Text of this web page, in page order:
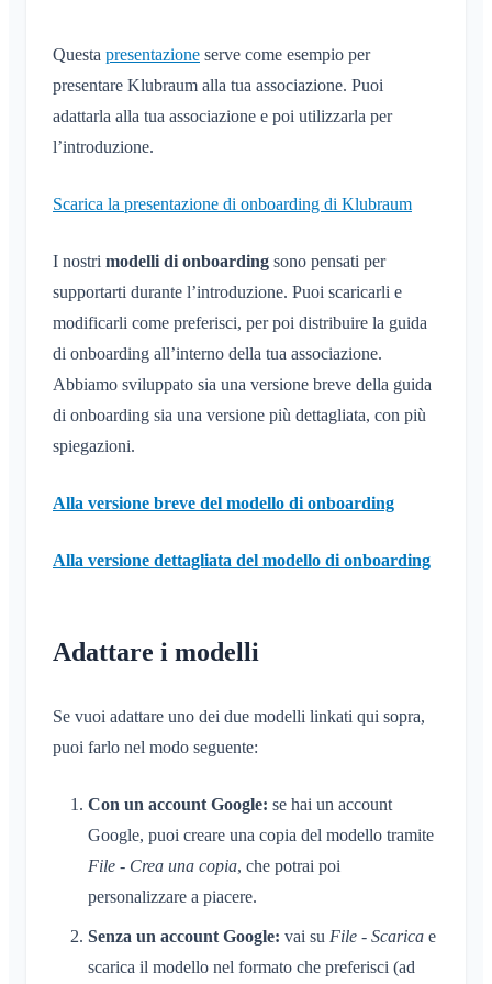
Cos'è la Timeline?
Calendario
Cos'è il calendario?
Accetta/rifiuta
Iscrizione di bambini e ospiti
Condivisione della posizione
Calendario personale
Conversazione privata
Conversazione per un evento
Conferma di lettura
Elimina un messaggio
Profili di notifica
Aree
Conversazioni
Cos'è un'Area?
Cos'è un gruppo di aree?
Crea un'Area
Unisciti a un'Area
Lascia un'Area
Account e impostazioni
Più Klubraum
Klubraum aggiuntivo
Lascia il Klubraum
Esci
Cambia immagine del profilo
Chiudi account
Amministrazione
Avvio rapido per gli amministratori
Invita membri
Elenco dei membri
Amministratore dell'area
Richiesta di adesione sul sito dell'associazione
Cambia il nome del Klubraum
Varie
Browser supportati
FAQ
Questa presentazione serve come esempio per
presentare Klubraum alla tua associazione. Puoi
adattarla alla tua associazione e poi utilizzarla per
l’introduzione.
Scarica la presentazione di onboarding di Klubraum
I nostri modelli di onboarding sono pensati per
supportarti durante l’introduzione. Puoi scaricarli e
modificarli come preferisci, per poi distribuire la guida
di onboarding all’interno della tua associazione.
Abbiamo sviluppato sia una versione breve della guida
di onboarding sia una versione più dettagliata, con più
spiegazioni.
Alla versione breve del modello di onboarding
Alla versione dettagliata del modello di onboarding
Adattare i modelli
Se vuoi adattare uno dei due modelli linkati qui sopra,
puoi farlo nel modo seguente:
Con un account Google: se hai un account
Google, puoi creare una copia del modello tramite
File - Crea una copia, che potrai poi
personalizzare a piacere.
Senza un account Google: vai su File - Scarica e
scarica il modello nel formato che preferisci (ad